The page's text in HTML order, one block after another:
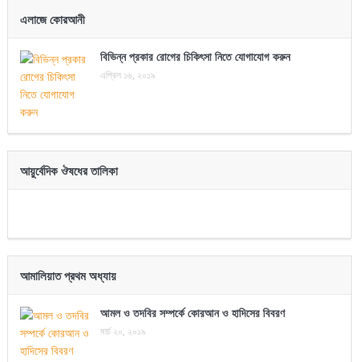
এলাজে কোরআনী
বিভিন্ন প্রকার রোগের চিকিৎসা নিতে যোগাযোগ করুন
এপ্রিল ১৬, ২০১৯
আয়ুর্বেদিক ঔষধের তালিকা
আমালিয়াত প্রথম অধ্যায়
আমল ও তদবির সম্পর্কে কোরআন ও হাদিসের বিবরণ
মার্চ ২০, ২০১৯